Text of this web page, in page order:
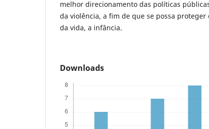
melhor direcionamento das políticas
da violência, a fim de que se possa
da vida, a infância.
Downloads